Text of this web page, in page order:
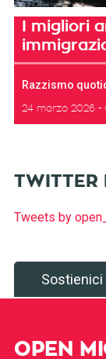
I migliori
Razzismo
24 marzo 2026
TWITTER
Tweets by
Sostienici
OPEN